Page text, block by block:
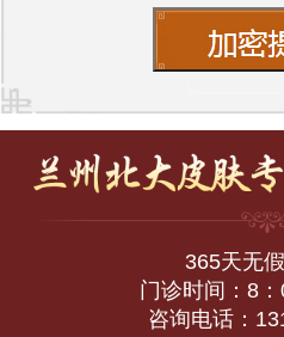
365天无
门诊时间：8
咨询电话：